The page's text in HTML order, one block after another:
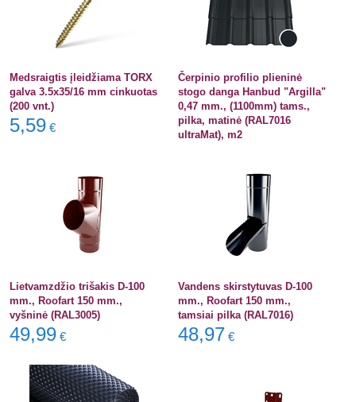
Medsraigtis įleidžiama TORX
galva 3.5x35/16 mm cinkuotas
(200 vnt.)
5,59 €
Čerpinio profilio plieninė
stogo danga Hanbud "Argilla"
0,47 mm., (1100mm) tams.,
pilka, matinė (RAL7016
ultraMat), m2
Lietvamzdžio trišakis D-100
mm., Roofart 150 mm.,
vyšninė (RAL3005)
49,99 €
Vandens skirstytuvas D-100
mm., Roofart 150 mm.,
tamsiai pilka (RAL7016)
48,97 €